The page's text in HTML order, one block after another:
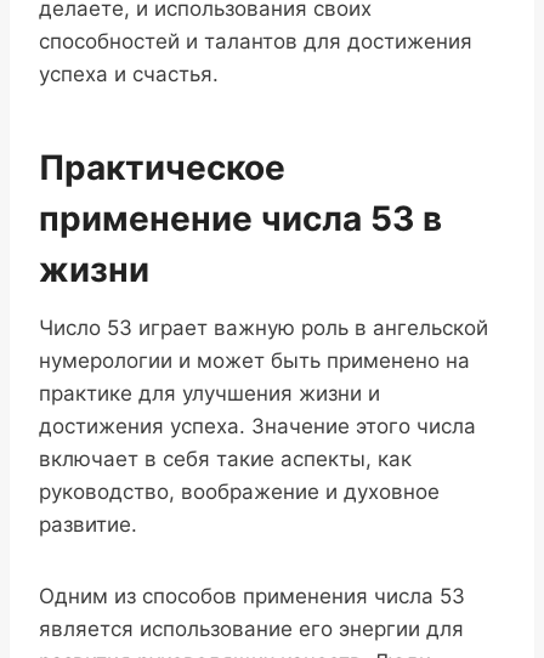
делаете, и использования своих
способностей и талантов для достижения
успеха и счастья.
Практическое
применение числа 53 в
жизни
Число 53 играет важную роль в ангельской
нумерологии и может быть применено на
практике для улучшения жизни и
достижения успеха. Значение этого числа
включает в себя такие аспекты, как
руководство, воображение и духовное
развитие.
Одним из способов применения числа 53
является использование его энергии для